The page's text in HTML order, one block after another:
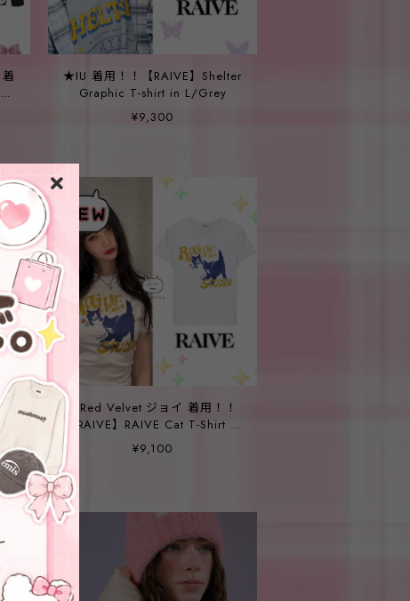
★IU 着用！！【RAIVE】Shelter
Graphic T-shirt in L/Grey
¥9,300
★Red Velvet ジョイ 着用！！
【RAIVE】RAIVE Cat T-Shirt in
M/Grey
¥9,100